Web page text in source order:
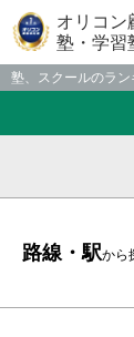
オリコン
塾・学習
塾、スクールのラン
路線・駅から